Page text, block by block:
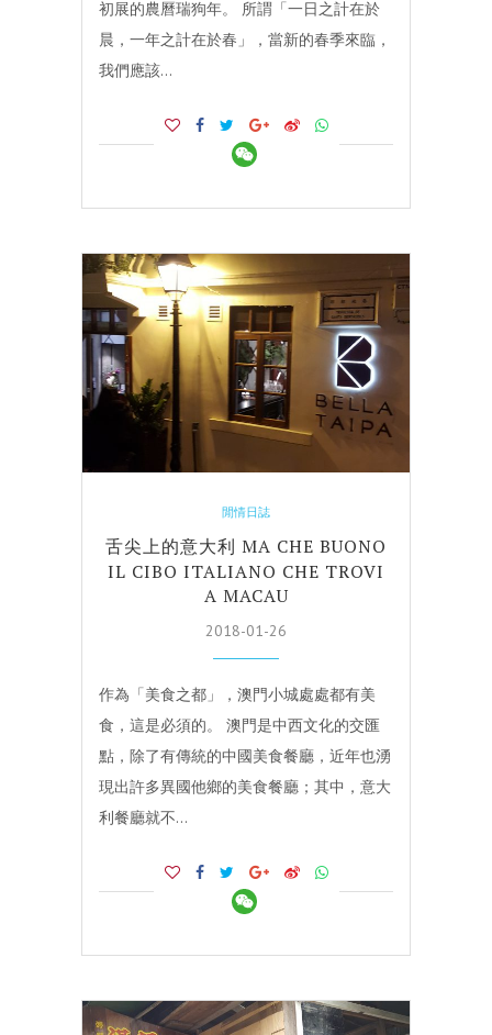
初展的農曆瑞狗年。 所謂「一日之計在於
晨，一年之計在於春」，當新的春季來臨，
我們應該…
閒情日誌
舌尖上的意大利 MA CHE BUONO
IL CIBO ITALIANO CHE TROVI
A MACAU
2018-01-26
作為「美食之都」，澳門小城處處都有美
食，這是必須的。 澳門是中西文化的交匯
點，除了有傳統的中國美食餐廳，近年也湧
現出許多異國他鄉的美食餐廳；其中，意大
利餐廳就不…